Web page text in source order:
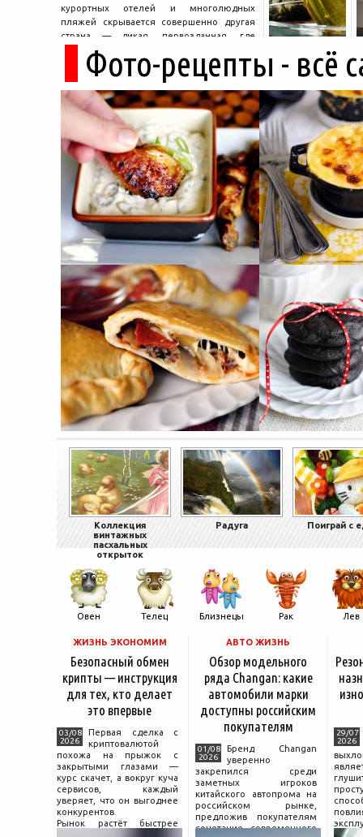
курортных отелей и многолюдных
пляжей скрывается совершенно другая
страна — дикая, первозданная, где
древние руины дремлют в тени кедров, а
горные дороги ведут к местам, о которых
не расскажет ни один автобусный гид....
Фото-рецепты - всё
Коллекция
винтажных
пасхальных
открыток
Радуга Поиграй с
Овен Телец Близнецы Рак Лев
ЖИЗНЬ ЭКОНОМИМ
Безопасный обмен
крипты — инструкция
для тех, кто делает
это впервые
03/08
2026
Первая сделка с
криптовалютой
похожа на прыжок с
закрытыми глазами —
курс скачет, а вокруг куча
сервисов, каждый
уверяет, что он выгоднее
конкурентов.
Рынок растёт быстрее
АВТО ЖИЗНЬ
Обзор модельного
ряда Changan: какие
автомобили марки
доступны российским
покупателям
01/08
2026
Бренд Changan
уверенно
закрепился среди
заметных игроков
китайского автопрома на
российском рынке,
предложив покупателям
сочетание современного
29/07
2026
и